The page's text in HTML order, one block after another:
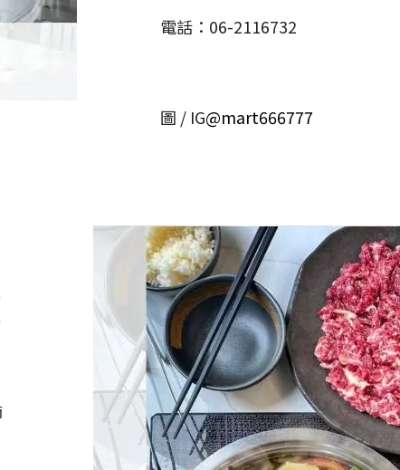
電話：06-2116732
圖 / IG@mart666777